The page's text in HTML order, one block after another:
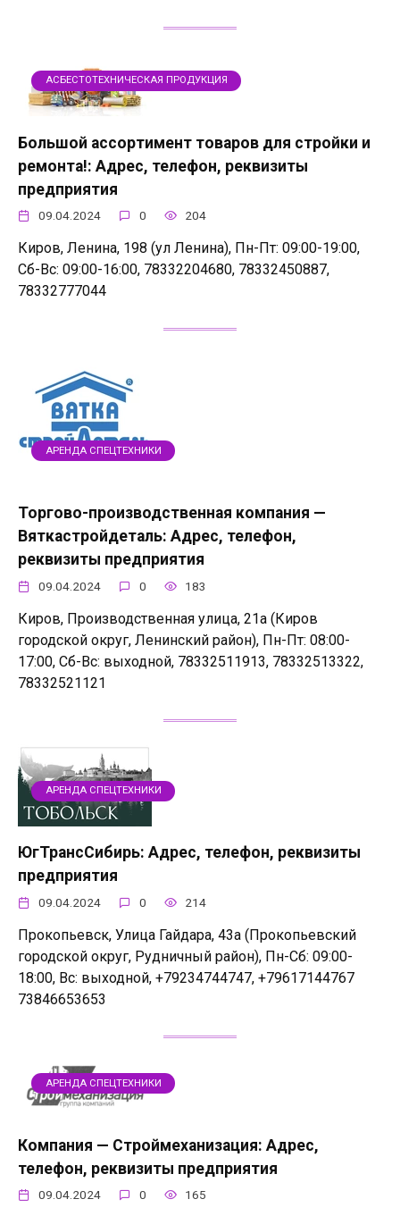
АСБЕСТОТЕХНИЧЕСКАЯ ПРОДУКЦИЯ
Большой ассортимент товаров для стройки и
ремонта!: Адрес, телефон, реквизиты
предприятия
09.04.2024 0 204
Киров, Ленина, 198 (ул Ленина), Пн-Пт: 09:00-19:00,
Сб-Вс: 09:00-16:00, 78332204680, 78332450887,
78332777044
АРЕНДА СПЕЦТЕХНИКИ
Торгово-производственная компания —
Вяткастройдеталь: Адрес, телефон,
реквизиты предприятия
09.04.2024 0 183
Киров, Производственная улица, 21а (Киров
городской округ, Ленинский район), Пн-Пт: 08:00-
17:00, Сб-Вс: выходной, 78332511913, 78332513322,
78332521121
АРЕНДА СПЕЦТЕХНИКИ
ЮгТрансСибирь: Адрес, телефон, реквизиты
предприятия
09.04.2024 0 214
Прокопьевск, Улица Гайдара, 43а (Прокопьевский
городской округ, Рудничный район), Пн-Сб: 09:00-
18:00, Вс: выходной, +79234744747, +79617144767
73846653653
АРЕНДА СПЕЦТЕХНИКИ
Компания — Строймеханизация: Адрес,
телефон, реквизиты предприятия
09.04.2024 0 165